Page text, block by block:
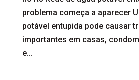
problema começa a aparecer
potável entupida pode causar
importantes em casas,
e...